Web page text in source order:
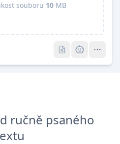
souboru 10 MB
ručně psaného